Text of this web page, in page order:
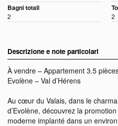
Bagni totali
2 2
Descrizione e note particolari
À vendre – Appartement 3.5
Evolène – Val d’Hérens
Au cœur du Valais, dans le
d’Evolène, découvrez la
moderne implanté dans un